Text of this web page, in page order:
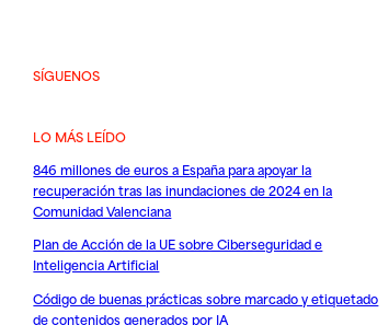
SÍGUENOS
LO MÁS LEÍDO
846 millones de euros a España para apoyar la
recuperación tras las inundaciones de 2024 en la
Comunidad Valenciana
Plan de Acción de la UE sobre Ciberseguridad e
Inteligencia Artificial
Código de buenas prácticas sobre marcado y etiquetado
de contenidos generados por IA